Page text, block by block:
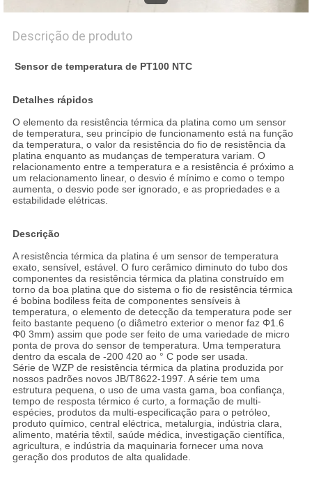
POLICY
Descrição de produto
Sensor de temperatura de PT100 NTC
Detalhes rápidos
O elemento da resistência térmica da platina como um sensor
de temperatura, seu princípio de funcionamento está na função
da temperatura, o valor da resistência do fio de resistência da
platina enquanto as mudanças de temperatura variam. O
relacionamento entre a temperatura e a resistência é próximo a
um relacionamento linear, o desvio é mínimo e como o tempo
aumenta, o desvio pode ser ignorado, e as propriedades e a
estabilidade elétricas.
Descrição
A resistência térmica da platina é um sensor de temperatura
exato, sensível, estável. O furo cerâmico diminuto do tubo dos
componentes da resistência térmica da platina construído em
torno da boa platina que do sistema o fio de resistência térmica
é bobina bodiless feita de componentes sensíveis à
temperatura, o elemento de detecção da temperatura pode ser
feito bastante pequeno (o diâmetro exterior o menor faz Φ1.6
Φ0 3mm) assim que pode ser feito de uma variedade de micro
ponta de prova do sensor de temperatura. Uma temperatura
dentro da escala de -200 420 ao ° C pode ser usada.
Série de WZP de resistência térmica da platina produzida por
nossos padrões novos JB/T8622-1997. A série tem uma
estrutura pequena, o uso de uma vasta gama, boa confiança,
tempo de resposta térmico é curto, a formação de multi-
espécies, produtos da multi-especificação para o petróleo,
produto químico, central eléctrica, metalurgia, indústria clara,
alimento, matéria têxtil, saúde médica, investigação científica,
agricultura, e indústria da maquinaria fornecer uma nova
geração dos produtos de alta qualidade.